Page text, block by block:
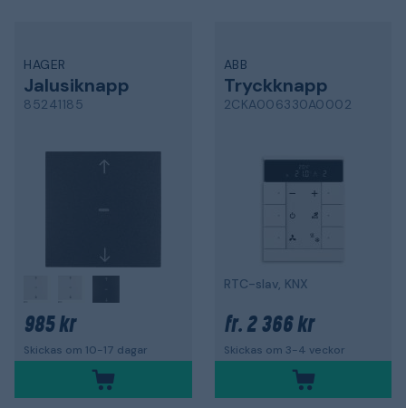
HAGER
Jalusiknapp
85241185
985 kr
Skickas om 10-17 dagar
ABB
Tryckknapp
2CKA006330A0002
RTC-slav, KNX
fr. 2 366 kr
Skickas om 3-4 veckor